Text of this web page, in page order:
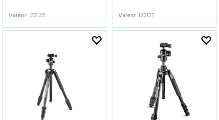
Varenr 122135 Varenr 122137